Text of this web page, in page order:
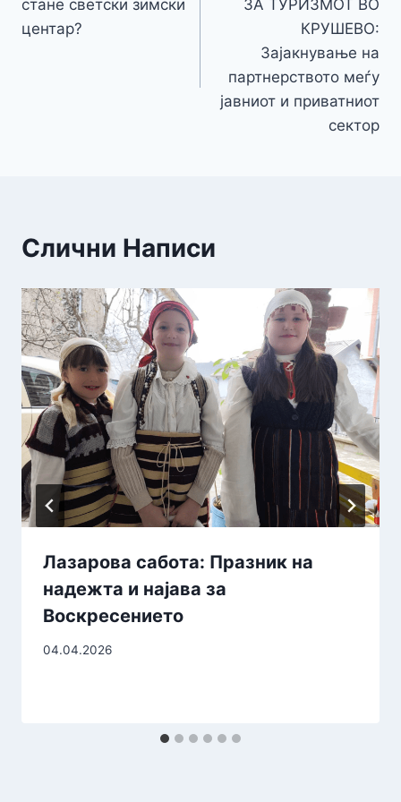
напис
стане светски зимски
центар?
ЗА ТУРИЗМОТ ВО
КРУШЕВО:
Зајакнување на
партнерството меѓу
јавниот и приватниот
сектор
Слични Написи
Лазарова сабота: Празник на
надежта и најава за
Воскресението
04.04.2026